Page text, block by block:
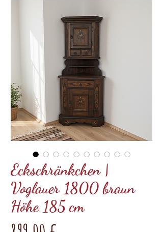
Eckschränkchen |
Voglauer 1800 braun
Höhe 185 cm